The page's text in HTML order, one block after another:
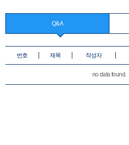
Q&A
번호 제목 작성자
no data found.